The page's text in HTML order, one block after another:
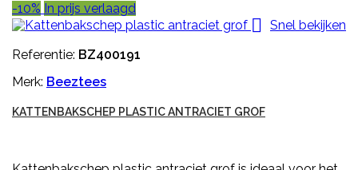
-10% In prijs verlaagd

Snel bekijken
Referentie: BZ400191
Merk: Beeztees
KATTENBAKSCHEP PLASTIC ANTRACIET GROF